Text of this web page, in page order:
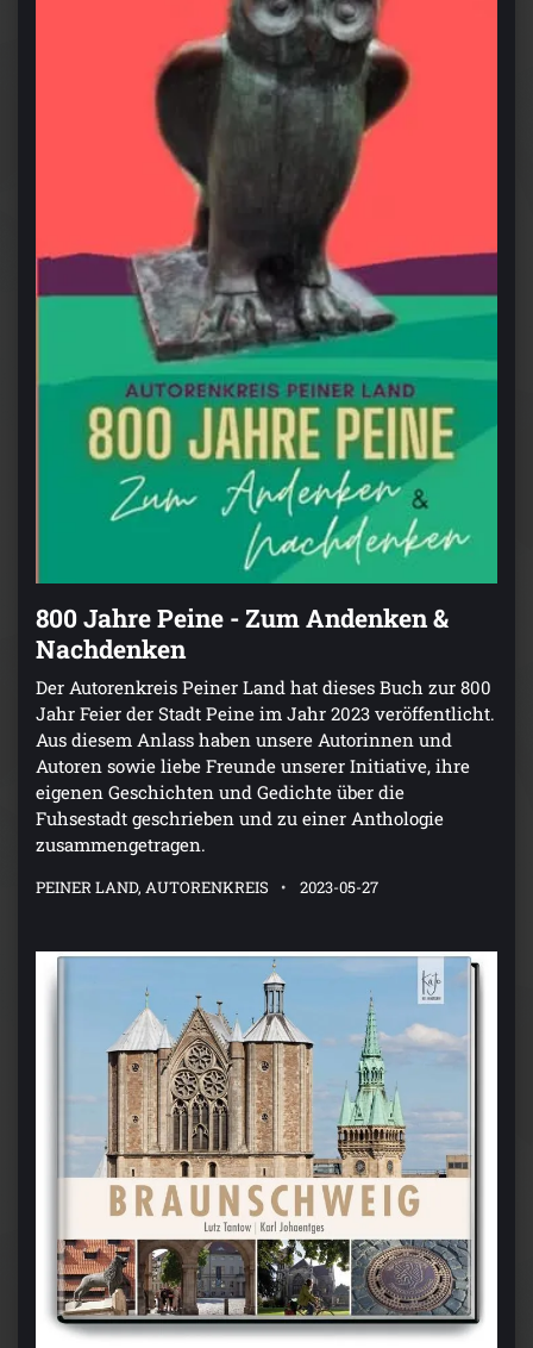
800 Jahre Peine - Zum Andenken &
Nachdenken
Der Autorenkreis Peiner Land hat dieses Buch zur 800
Jahr Feier der Stadt Peine im Jahr 2023 veröffentlicht.
Aus diesem Anlass haben unsere Autorinnen und
Autoren sowie liebe Freunde unserer Initiative, ihre
eigenen Geschichten und Gedichte über die
Fuhsestadt geschrieben und zu einer Anthologie
zusammengetragen.
PEINER LAND, AUTORENKREIS 2023-05-27